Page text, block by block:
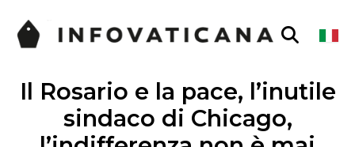
Il Rosario e la pace, l’inutile
sindaco di Chicago,